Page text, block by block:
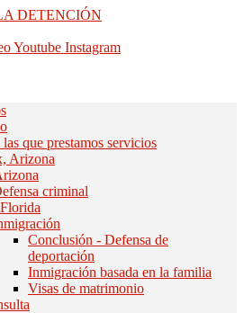
DETENCIÓN
Youtube Instagram
que prestamos servicios
Arizona
criminal
Conclusión - Defensa de
deportación
Inmigración basada en la familia
Visas de matrimonio